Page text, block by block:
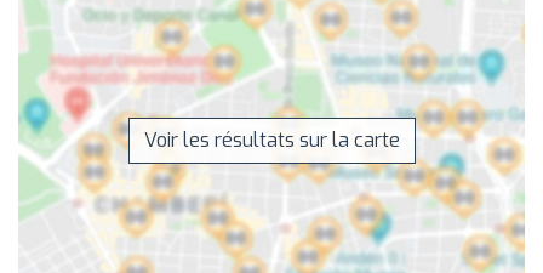
Voir les résultats sur la carte